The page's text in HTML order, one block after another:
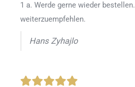
1 a. Werde gerne wieder bestellen.
weiterzuempfehlen.
Hans Zyhajlo